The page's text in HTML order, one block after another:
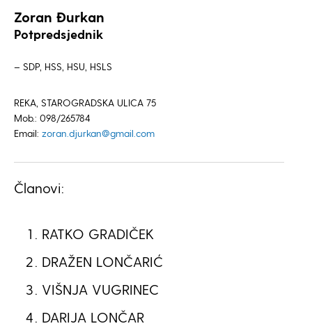
Zoran Đurkan
Potpredsjednik
– SDP, HSS, HSU, HSLS
REKA, STAROGRADSKA ULICA 75
Mob.: 098/265784
Email: zoran.djurkan@gmail.com
Članovi:
RATKO GRADIČEK
DRAŽEN LONČARIĆ
VIŠNJA VUGRINEC
DARIJA LONČAR